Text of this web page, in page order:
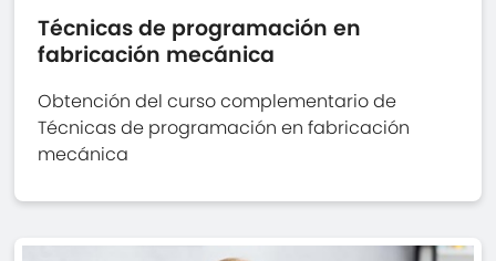
Técnicas de programación en
fabricación mecánica
Obtención del curso complementario de
Técnicas de programación en fabricación
mecánica